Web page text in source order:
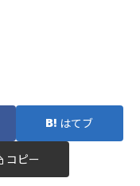
はてブ
コピー